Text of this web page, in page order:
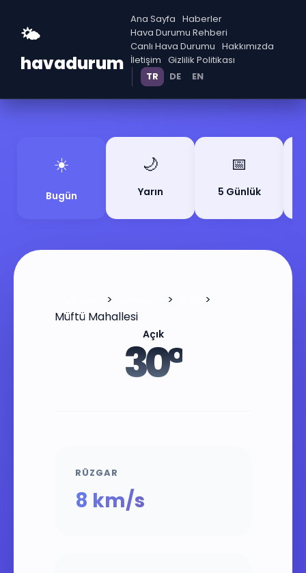
🌤️
havadurum
Ana Sayfa Haberler
Hava Durumu Rehberi
Canlı Hava Durumu Hakkımızda
İletişim Gizlilik Politikası
TR
DE EN
☀️
Bugün
🌙
Yarın
📅
5 Günlük
> >
>
Müftü Mahallesi
Açık
30°
RÜZGAR
8 km/s